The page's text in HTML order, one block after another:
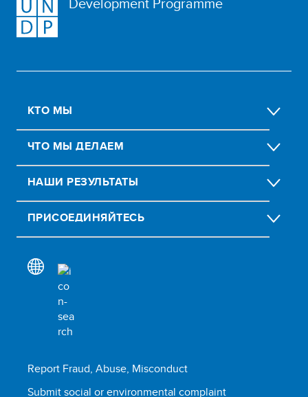
КТО МЫ
ЧТО МЫ ДЕЛАЕМ
НАШИ РЕЗУЛЬТАТЫ
ПРИСОЕДИНЯЙТЕСЬ
Report Fraud, Abuse, Misconduct
Submit social or environmental complaint